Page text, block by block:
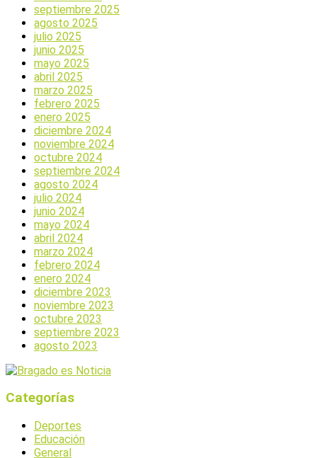
septiembre 2025
agosto 2025
julio 2025
junio 2025
mayo 2025
abril 2025
marzo 2025
febrero 2025
enero 2025
diciembre 2024
noviembre 2024
octubre 2024
septiembre 2024
agosto 2024
julio 2024
junio 2024
mayo 2024
abril 2024
marzo 2024
febrero 2024
enero 2024
diciembre 2023
noviembre 2023
octubre 2023
septiembre 2023
agosto 2023
Categorías
Deportes
Educación
General